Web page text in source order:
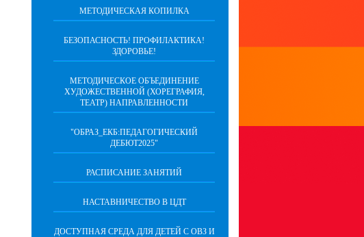
МЕТОДИЧЕСКАЯ КОПИЛКА
БЕЗОПАСНОСТЬ! ПРОФИЛАКТИКА!
ЗДОРОВЬЕ!
МЕТОДИЧЕСКОЕ ОБЪЕДИНЕНИЕ
ХУДОЖЕСТВЕННОЙ (ХОРЕГРАФИЯ,
ТЕАТР) НАПРАВЛЕННОСТИ
"ОБРАЗ_ЕКБ:ПЕДАГОГИЧЕСКИЙ
ДЕБЮТ2025"
РАСПИСАНИЕ ЗАНЯТИЙ
НАСТАВНИЧЕСТВО В ЦДТ
ДОСТУПНАЯ СРЕДА ДЛЯ ДЕТЕЙ С ОВЗ И